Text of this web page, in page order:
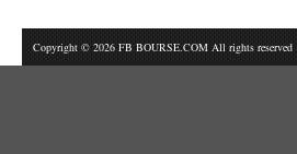
Copyright © 2026 FB BOURSE.COM All rights reserved